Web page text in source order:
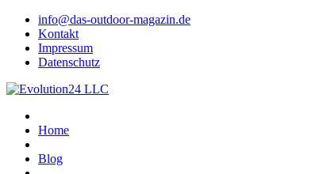
info@das-outdoor-magazin.de
Kontakt
Impressum
Datenschutz
Home
Blog